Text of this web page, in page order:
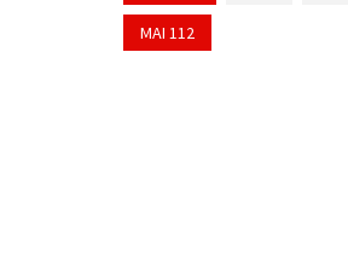
MAI 112